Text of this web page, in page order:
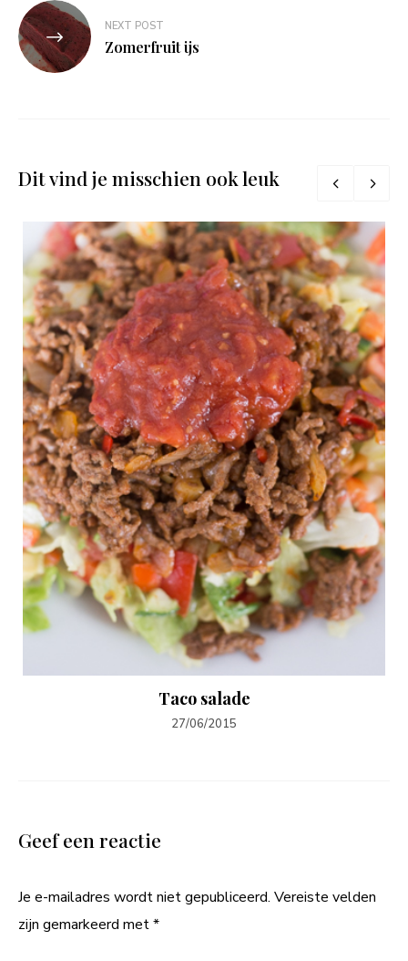
NEXT POST
Zomerfruit ijs
Dit vind je misschien ook leuk
Taco salade
27/06/2015
Geef een reactie
Je e-mailadres wordt niet gepubliceerd. Vereiste velden
zijn gemarkeerd met*